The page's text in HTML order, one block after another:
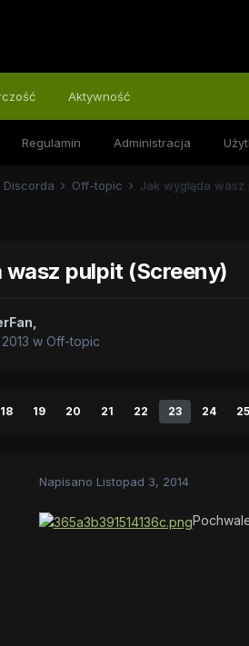
Regulamin Administracja
Aktywność
Discorda Off-topic Jak wygląda wasz
wasz pulpit (Screeny)
w Off-topic
18 19 20 21 22 23 24 25
Napisano Listopad 3, 2014